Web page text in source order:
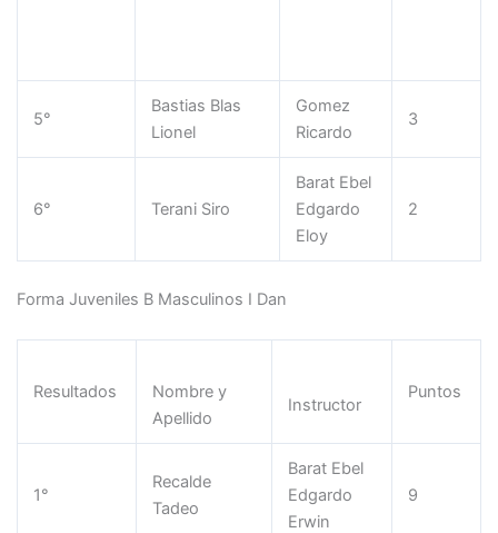
5°
Bastias Blas
Lionel
Gomez
Ricardo
3
6° Terani Siro
Barat Ebel
Edgardo
Eloy
2
Forma Juveniles B Masculinos I Dan
Resultados
Nombre y
Apellido
Instructor
Puntos
1°
Recalde
Tadeo
Barat Ebel
Edgardo
Erwin
9